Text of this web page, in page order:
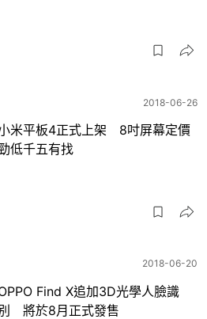
2018-06-26
米平板4正式上架 8吋屏幕定價
低千五有找
2018-06-20
Find X追加3D光學人臉識
將於8月正式發售